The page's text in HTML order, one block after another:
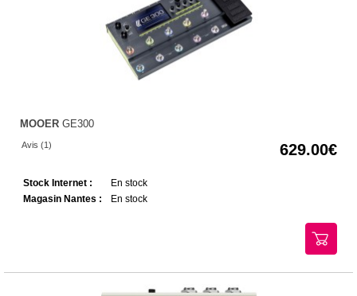
MOOER GE300
Avis (1) 629.00
Stock Internet :
En stock
Magasin Nantes :
En stock